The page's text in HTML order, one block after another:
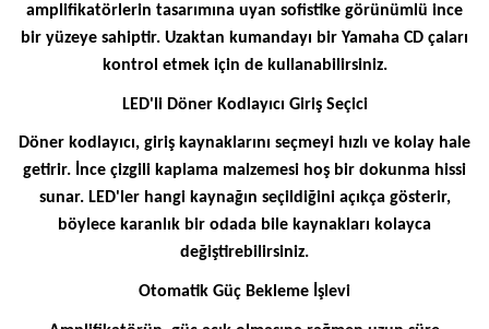
amplifikatörlerin tasarımına uyan sofistike görünümlü ince
bir yüzeye sahiptir. Uzaktan kumandayı bir Yamaha CD çaları
kontrol etmek için de kullanabilirsiniz.
LED'li Döner Kodlayıcı Giriş Seçici
Döner kodlayıcı, giriş kaynaklarını seçmeyi hızlı ve kolay hale
getirir. İnce çizgili kaplama malzemesi hoş bir dokunma hissi
sunar. LED'ler hangi kaynağın seçildiğini açıkça gösterir,
böylece karanlık bir odada bile kaynakları kolayca
değiştirebilirsiniz.
Otomatik Güç Bekleme İşlevi